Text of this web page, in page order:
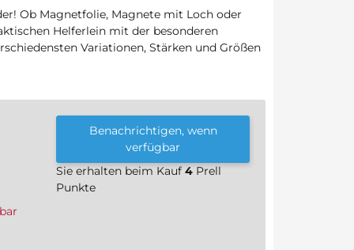
Ob Magnetfolie, Magnete mit Loch oder
Helferlein mit der besonderen
Variationen, Stärken und Größen
Benachrichtigen, wenn
verfügbar
Sie erhalten beim Kauf 4 Prell
Punkte